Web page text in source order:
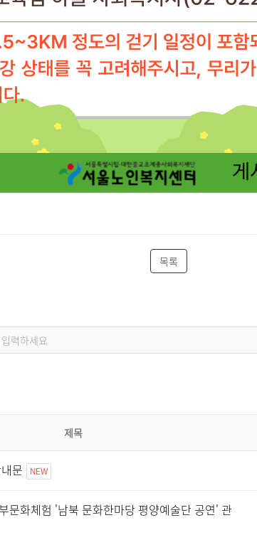
목록
제목
문 NEW
문화체험 '남북 문화한마당 평양예술단 공연' 관